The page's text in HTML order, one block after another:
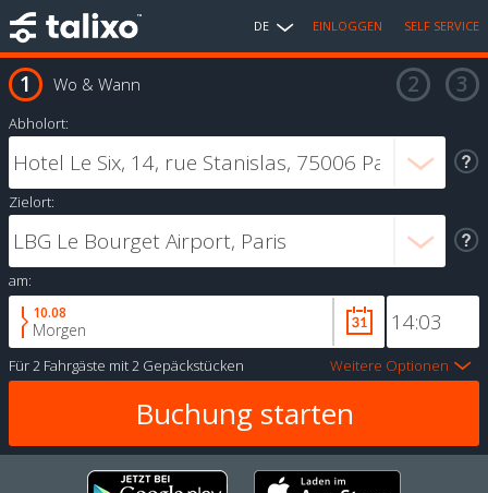
DE EINLOGGEN SELF SERVICE
Wo & Wann
Abholort:
Zielort:
am:
10.08
Morgen
Für2 Fahrgäste mit2 Gepäckstücken Weitere Optionen